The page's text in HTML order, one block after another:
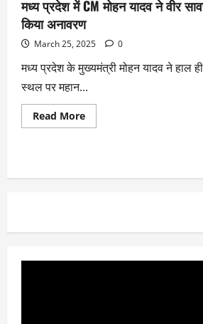
मध्य प्रदेश में CM मोहन यादव ने वीर
किया अनावरण
March 25, 2025 0
मध्य प्रदेश के मुख्यमंत्री मोहन यादव ने हाल
स्थल पर महान...
Read More